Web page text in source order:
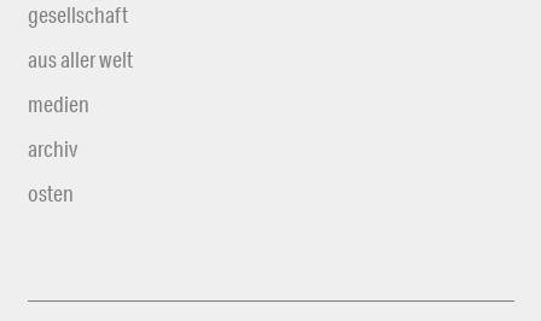
gesellschaft
aus aller welt
medien
archiv
osten